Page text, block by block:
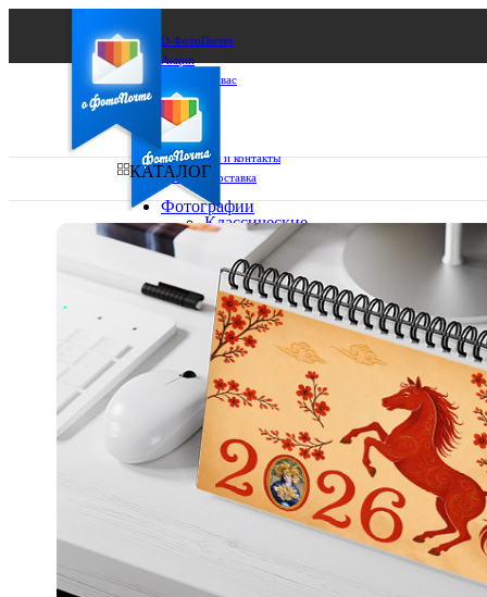
О ФотоПочте
Акции
Сделаем за вас
Бизнесу
FAQ
Франшиза
Поддержка и контакты
Оплата и доставка
Ваш город:
Ваш регион доставки
Выберите из списка:
КАТАЛОГ
Фотографии
Классические
10х10
10х15
13х18
15х15
15х20
20х20
30х30
30х40
А4
Фото
рамке
10х10
10×15
15×15